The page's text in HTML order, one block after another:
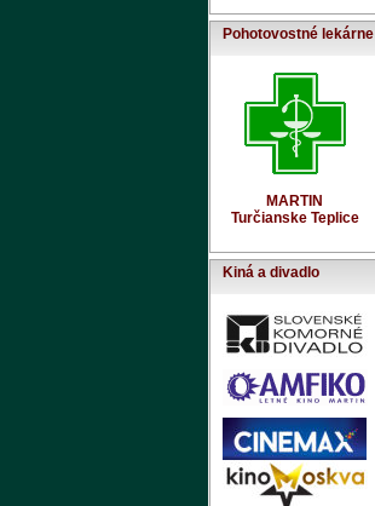
Pohotovostné lekárne
MARTIN
Turčianske Teplice
Kiná a divadlo